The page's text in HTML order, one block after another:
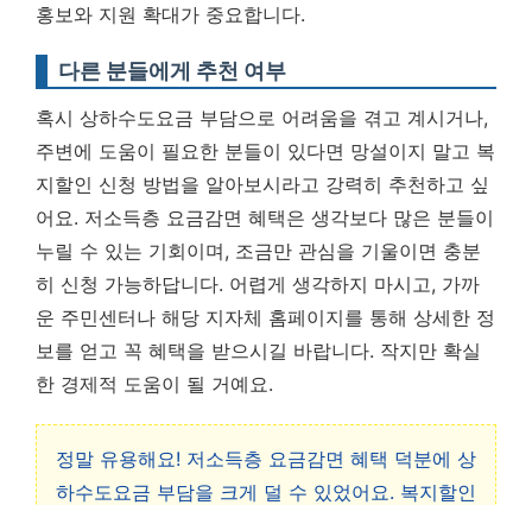
홍보와 지원 확대가 중요합니다.
다른 분들에게 추천 여부
혹시 상하수도요금 부담으로 어려움을 겪고 계시거나,
주변에 도움이 필요한 분들이 있다면 망설이지 말고 복
지할인 신청 방법을 알아보시라고 강력히 추천하고 싶
어요. 저소득층 요금감면 혜택은 생각보다 많은 분들이
누릴 수 있는 기회이며, 조금만 관심을 기울이면 충분
히 신청 가능하답니다. 어렵게 생각하지 마시고, 가까
운 주민센터나 해당 지자체 홈페이지를 통해 상세한 정
보를 얻고 꼭 혜택을 받으시길 바랍니다. 작지만 확실
한 경제적 도움이 될 거예요.
정말 유용해요! 저소득층 요금감면 혜택 덕분에 상
하수도요금 부담을 크게 덜 수 있었어요. 복지할인